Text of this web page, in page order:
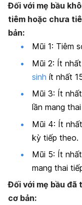
Đối với mẹ bầu
tiêm hoặc chưa
bản:
Mũi 1: Tiêm
Mũi 2: Ít
sinh ít nhất
Mũi 3: Ít
lần mang
Mũi 4: Ít
kỳ tiếp theo.
Mũi 5: Ít
mang thai
Đối với mẹ bầu đã
cơ bản: